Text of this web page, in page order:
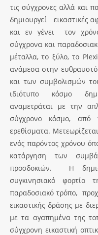
τις σύγχρονες αλλά και
δημιουργεί εικαστικές
και εν γένει τον
σύγχρονα και
μέταλλα, το ξύλο, το
ανάμεσα στην
και των συμβολισμών
ιδιότυπο κόσμο
αναμετράται με την
σύγχρονο κόσμο, από
ερεθίσματα.
ενός παρόντος χρόνου
κατάργηση των
προσδοκιών. Η
συγκινησιακό φορτίο
παραδοσιακό τρόπο,
εικαστικής δράσης με
με τα αγαπημένα της
σύγχρονη εικαστική